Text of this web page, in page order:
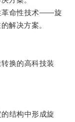
命性技术——旋
解决方案。
换的高科技装
结构中形成旋